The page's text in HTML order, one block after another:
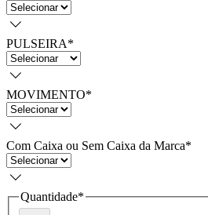
PULSEIRA*
MOVIMENTO*
Com Caixa ou Sem Caixa da Marca*
Quantidade*